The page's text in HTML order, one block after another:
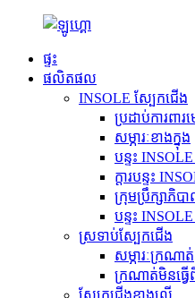
ផ្ទះ
ផលិតផល
INSOLE ស្បែកជើង
ប្រដាប់ការពារ
សម្ភារៈខាងក្នុង
បន្ទះ
ក្តារបន្ទះ
ក្រុមប្រឹក្សាភិប
បន្ទះ
ស្រទាប់ស្បែកជើង
សម្ភារៈក្រណាត់
ក្រណាត់មិនធ្វ
ស្បែកជើងខាងលើ